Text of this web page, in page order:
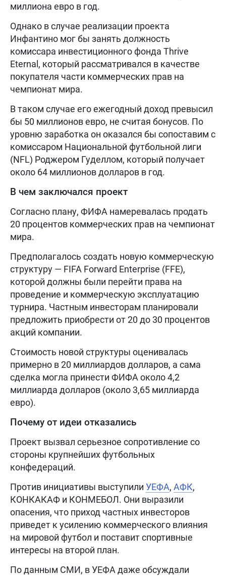
миллиона евро в год.
Однако в случае реализации проекта
Инфантино мог бы занять должность
комиссара инвестиционного фонда Thrive
Eternal, который рассматривался в качестве
покупателя части коммерческих прав на
чемпионат мира.
В таком случае его ежегодный доход превысил
бы 50 миллионов евро, не считая бонусов. По
уровню заработка он оказался бы сопоставим с
комиссаром Национальной футбольной лиги
(NFL) Роджером Гуделлом, который получает
около 64 миллионов долларов в год.
В чем заключался проект
Согласно плану, ФИФА намеревалась продать
20 процентов коммерческих прав на чемпионат
мира.
Предполагалось создать новую коммерческую
структуру — FIFA Forward Enterprise (FFE),
которой должны были перейти права на
проведение и коммерческую эксплуатацию
турнира. Частным инвесторам планировали
предложить приобрести от 20 до 30 процентов
акций компании.
Стоимость новой структуры оценивалась
примерно в 20 миллиардов долларов, а сама
сделка могла принести ФИФА около 4,2
миллиарда долларов (около 3,65 миллиарда
евро).
Почему от идеи отказались
Проект вызвал серьезное сопротивление со
стороны крупнейших футбольных
конфедераций.
Против инициативы выступили УЕФА, АФК,
КОНКАКАФ и КОНМЕБОЛ. Они выразили
опасения, что приход частных инвесторов
приведет к усилению коммерческого влияния
на мировой футбол и поставит спортивные
интересы на второй план.
По данным СМИ, в УЕФА даже обсуждали